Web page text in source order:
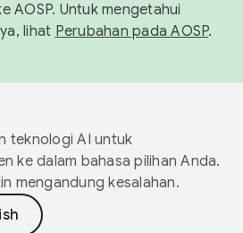
AOSP. Untuk mengetahui
lihat Perubahan pada AOSP.
teknologi AI untuk
ke dalam bahasa pilihan Anda.
mengandung kesalahan.